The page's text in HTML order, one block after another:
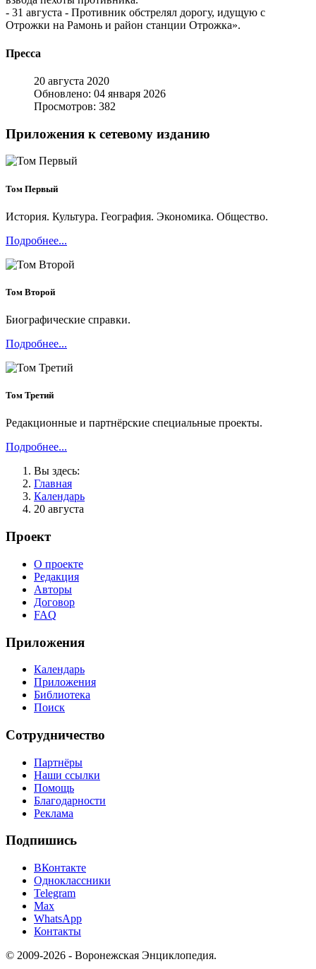
- 31 августа - Противник обстрелял дорогу, идущую с
Отрожки на Рамонь и район станции Отрожка».
Пресса
20 августа 2020
Обновлено: 04 января 2026
Просмотров: 382
Приложения к сетевому изданию
Том Первый
История. Культура. География. Экономика. Общество.
Подробнее...
Том Второй
Биографические справки.
Подробнее...
Том Третий
Редакционные и партнёрские специальные проекты.
Подробнее...
Вы здесь:
Главная
Календарь
20 августа
Проект
О проекте
Редакция
Авторы
Договор
FAQ
Приложения
Календарь
Приложения
Библиотека
Поиск
Сотрудничество
Партнёры
Наши ссылки
Помощь
Благодарности
Реклама
Подпишись
ВКонтакте
Одноклассники
Telegram
Max
WhatsApp
Контакты
© 2009-2026 - Воронежская Энциклопедия.